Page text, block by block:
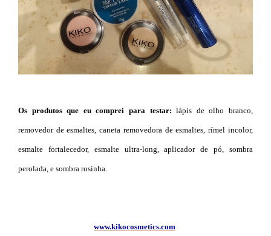
Os produtos que eu comprei para testar: lápis de olho branco,
removedor de esmaltes, caneta removedora de esmaltes, rímel incolor,
esmalte fortalecedor, esmalte ultra-long, aplicador de pó, sombra
perolada, e sombra rosinha.
www.kikocosmetics.com